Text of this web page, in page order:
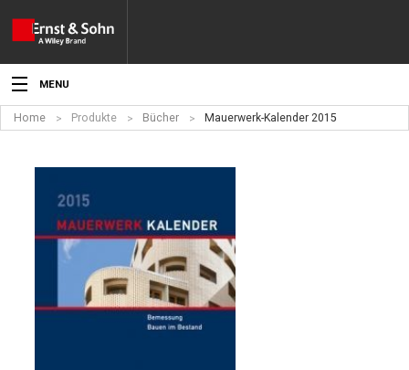
MENU
Aktuelles
Veranstaltungen
Angebote
Fachgebiete
Home Produkte Bücher Mauerwerk-Kalender 2015